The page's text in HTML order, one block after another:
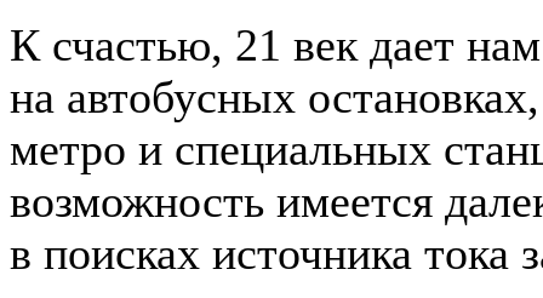
К счастью, 21 век дает
на автобусных
метро и специальных
возможность имеется
в поисках источника тока